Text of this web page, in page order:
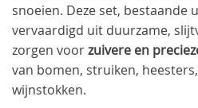
snoeien. Deze set, bestaande
vervaardigd uit duurzame,
zorgen voorzuivere en
van bomen, struiken,
wijnstokken.